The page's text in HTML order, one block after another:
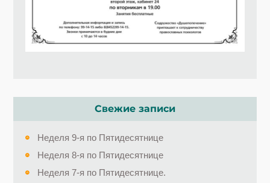
Свежие записи
Неделя 9-я по Пятидесятнице
Неделя 8-я по Пятидесятнице
Неделя 7-я по Пятидесятнице.